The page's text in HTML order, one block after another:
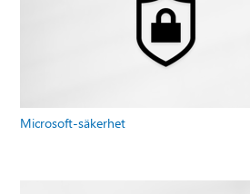
Microsoft-säkerhet